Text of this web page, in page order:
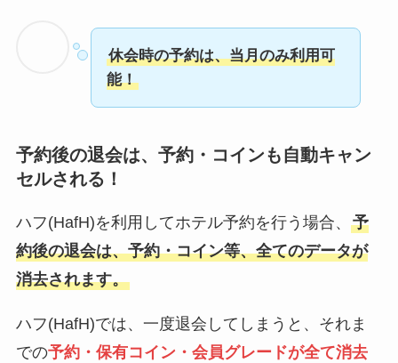
休会時の予約は、当月のみ利用可
能！
予約後の退会は、予約・コインも自動キャン
セルされる！
ハフ(HafH)を利用してホテル予約を行う場合、 予
約後の退会は、予約・コイン等、全てのデータが
消去されます。
ハフ(HafH)では、一度退会してしまうと、それま
での予約・保有コイン・会員グレードが全て消去